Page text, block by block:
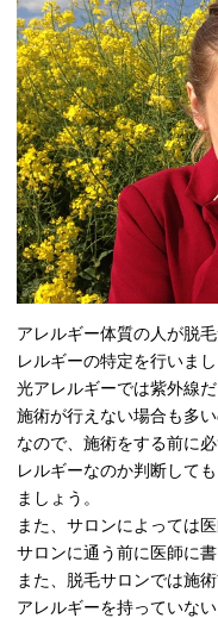
アレルギー体質の人が脱
レルギーの特定を行いまし
光アレルギーでは紫外線
施術が行えない場合も多い
なので、施術をする前に
レルギーなのか判断して
ましょう。
また、サロンによっては
サロンに通う前に医師に
また、脱毛サロンでは施
アレルギーを持っていな